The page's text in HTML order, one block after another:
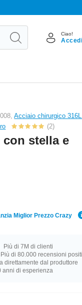
Ciao!
Acciaio chirurgico
(2)
stella e
Miglior Prezzo Crazy
Più di 7M di clienti
Più di 80.000 recensioni
direttamente dal produttore
anni di esperienza